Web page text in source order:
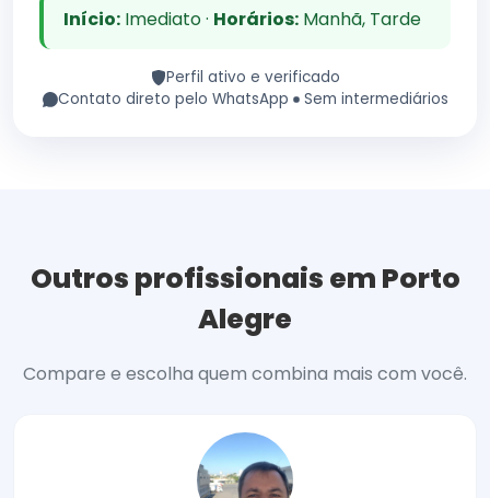
Início:Imediato · Horários:Manhã, Tarde
Perfil ativo e verificado
Contato direto pelo WhatsApp
Sem intermediários
Outros profissionais em Porto
Alegre
Compare e escolha quem combina mais com você.